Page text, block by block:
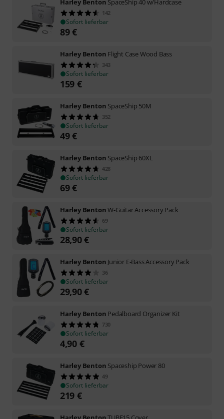
142
Sofort lieferbar
89€
Harley Benton Flight Case Wood Bass
343
Sofort lieferbar
159 €
Harley Benton SpaceShip 50M
352
Sofort lieferbar
49€
Harley Benton SpaceShip 60XL
428
Sofort lieferbar
69€
Harley BentonW-Guitar Accessory Pack
69
Sofort lieferbar
28,90€
Harley Benton Junior E-Bass Accessory Pack
36
Sofort lieferbar
29,90€
Harley Benton Pedalboard Organizer Kit
730
Sofort lieferbar
4,90 €
Harley Benton Spaceship Power 80
49
Sofort lieferbar
219 €